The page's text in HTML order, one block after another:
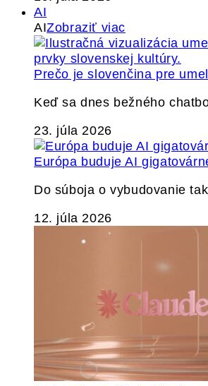
AI
AIZobraziť viac
Prečo je slovenčina pre
Keď sa dnes bežného
23. júla 2026
Európa buduje AI
Do súboja o vybudovanie
12. júla 2026